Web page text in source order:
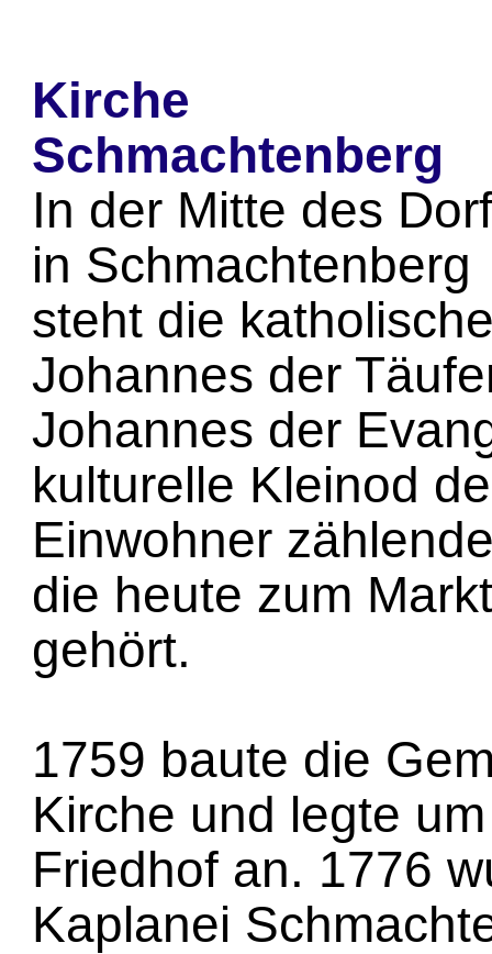
Kirche
Schmachtenberg
In der Mitte des
in Schmachtenberg
steht die
Johannes der
Johannes der
kulturelle Kleinod
Einwohner
die heute zum
gehört.
1759 baute die
Kirche und legte
Friedhof an. 1776
Kaplanei